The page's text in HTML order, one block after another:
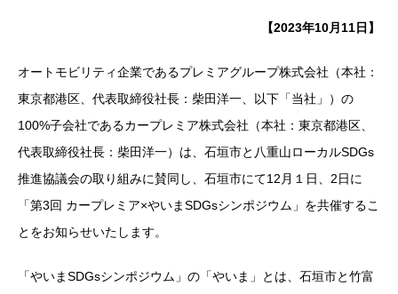
【2023年10月11日】
オートモビリティ企業であるプレミアグループ株式会社（本社：
東京都港区、代表取締役社長：柴田洋一、以下「当社」）の
100%子会社であるカープレミア株式会社（本社：東京都港区、
代表取締役社長：柴田洋一）は、石垣市と八重山ローカルSDGs
推進協議会の取り組みに賛同し、石垣市にて12月１日、2日に
「第3回 カープレミア×やいまSDGsシンポジウム」を共催するこ
とをお知らせいたします。
「やいまSDGsシンポジウム」の「やいま」とは、石垣市と竹富